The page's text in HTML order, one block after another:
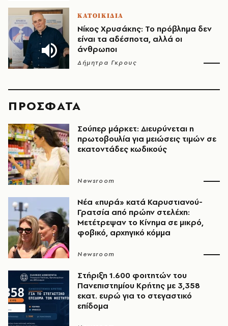
ΚΑΤΟΙΚΙΔΙΑ
Νίκος Χρυσάκης: Το πρόβλημα δεν
είναι τα αδέσποτα, αλλά οι
άνθρωποι
Δήμητρα Γκρους
ΠΡΟΣΦΑΤΑ
Σούπερ μάρκετ: Διευρύνεται η
πρωτοβουλία για μειώσεις τιμών σε
εκατοντάδες κωδικούς
Newsroom
Νέα «πυρά» κατά Καρυστιανού-
Γρατσία από πρώην στελέχη:
Μετέτρεψαν το Κίνημα σε μικρό,
φοβικό, αρχηγικό κόμμα
Newsroom
Στήριξη 1.600 φοιτητών του
Πανεπιστημίου Κρήτης με 3,358
εκατ. ευρώ για το στεγαστικό
επίδομα